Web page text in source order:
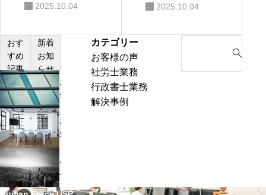
2025.10.04 2025.10.04
おす
すめ
記事
新着
お知
らせ
お
客
様
の
株
お
客
様
の
成
長
企
カテゴリー
お客様の声
社労士業務
行政書士業務
解決事例
a